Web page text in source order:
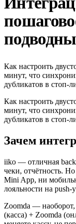
Как настроить
минут, что
дубликатов в стоп-
Как настроить
минут, что
дубликатов в стоп-
Зачем
iiko — отличная
чеки, отчётность.
Mini App, ни
лояльности на push-
Zoomda —
(касса) + Zoomda